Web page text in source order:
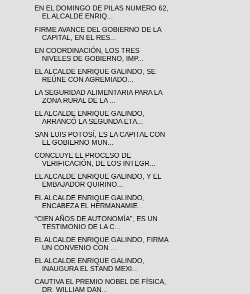
EN EL DOMINGO DE PILAS NUMERO 62,
EL ALCALDE ENRIQ...
FIRME AVANCE DEL GOBIERNO DE LA
CAPITAL, EN EL RES...
EN COORDINACIÓN, LOS TRES
NIVELES DE GOBIERNO, IMP...
EL ALCALDE ENRIQUE GALINDO, SE
REÚNE CON AGREMIADO...
LA SEGURIDAD ALIMENTARIA PARA LA
ZONA RURAL DE LA ...
EL ALCALDE ENRIQUE GALINDO,
ARRANCÓ LA SEGUNDA ETA...
SAN LUIS POTOSÍ, ES LA CAPITAL CON
EL GOBIERNO MUN...
CONCLUYE EL PROCESO DE
VERIFICACIÓN, DE LOS INTEGR...
EL ALCALDE ENRIQUE GALINDO, Y EL
EMBAJADOR QUIRINO...
EL ALCALDE ENRIQUE GALINDO,
ENCABEZA EL HERMANAMIE...
“CIEN AÑOS DE AUTONOMÍA”, ES UN
TESTIMONIO DE LA C...
EL ALCALDE ENRIQUE GALINDO, FIRMA
UN CONVENIO CON ...
EL ALCALDE ENRIQUE GALINDO,
INAUGURA EL STAND MEXI...
CAUTIVA EL PREMIO NOBEL DE FÍSICA,
DR. WILLIAM DAN...